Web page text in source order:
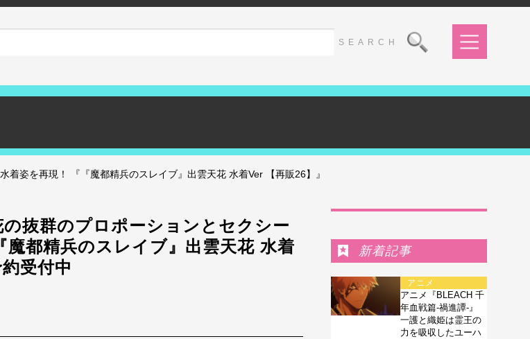
着姿を再現！ 『『魔都精兵のスレイブ』出雲天花 水着Ver 【再販26】』
の抜群のプロポーションとセクシー
魔都精兵のスレイブ』出雲天花 水着
受付中
新着記事
アニメ
アニメ『BLEACH 千
年血戦篇-禍進譚-』
一護と織姫は霊王の
力を吸収したユーハ